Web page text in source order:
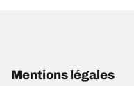
Mentions légales